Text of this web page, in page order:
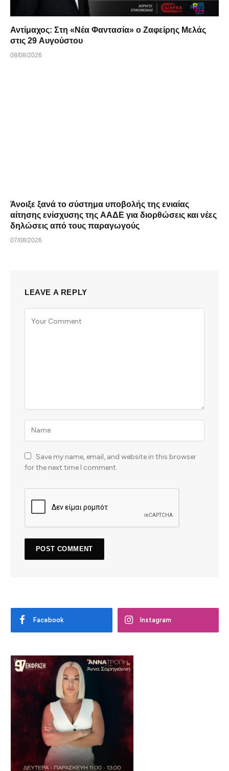
Αντίμαχος: Στη «Νέα Φαντασία» ο Ζαφείρης Μελάς
στις 29 Αυγούστου
08/08/2026
Άνοιξε ξανά το σύστημα υποβολής της ενιαίας
αίτησης ενίσχυσης της ΑΑΔΕ για διορθώσεις και νέες
δηλώσεις από τους παραγωγούς
07/08/2026
LEAVE A REPLY
Save my name, email, and website in this browser
for the next time I comment.
Facebook Instagram